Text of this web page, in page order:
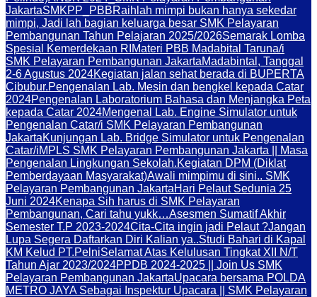
JakartaSMKPP_PBBRaihlah mimpi bukan hanya sekedar
mimpi, Jadi lah bagian keluarga besar SMK Pelayaran
Pembangunan Tahun Pelajaran 2025/2026Semarak Lomba
Spesial Kemerdekaan RI Materi PBB Madabital Taruna/i
SMK Pelayaran Pembangunan JakartaMadabintal, Tanggal
2-6 Agustus 2024Kegiatan jalan sehat berada di BUPERTA
Cibubur.Pengenalan Lab. Mesin dan bengkel kepada Catar
2024Pengenalan Laboratorium Bahasa dan Menjangka Peta
kepada Catar 2024Mengenal Lab. Engine Simulator untuk
Pengenalan Catar/i SMK Pelayaran Pembangunan
JakartaKunjungan Lab. Bridge Simulator untuk Pengenalan
Catar/iMPLS SMK Pelayaran Pembangunan Jakarta || Masa
Pengenalan Lingkungan Sekolah.Kegiatan DPM (Diklat
Pemberdayaan Masyarakat)Awali mimpimu di sini.. SMK
Pelayaran Pembangunan JakartaHari Pelaut Sedunia 25
Juni 2024Kenapa Sih harus di SMK Pelayaran
Pembangunan, Cari tahu yukk…Asesmen Sumatif Akhir
Semester T.P 2023-2024Cita-Cita ingin jadi Pelaut ?Jangan
Lupa Segera Daftarkan Diri Kalian ya..Studi Bahari di Kapal
KM Kelud PT.PelniSelamat Atas Kelulusan Tingkat XII N/T
Tahun Ajar 2023/2024PPDB 2024-2025 || Join Us SMK
Pelayaran Pembangunan JakartaUpacara bersama POLDA
METRO JAYA Sebagai Inspektur Upacara || SMK Pelayaran